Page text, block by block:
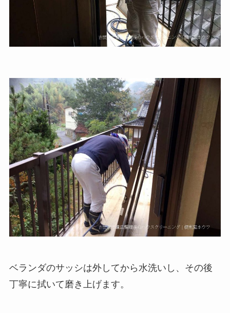
ベランダのサッシは外してから水洗いし、その後
丁寧に拭いて磨き上げます。